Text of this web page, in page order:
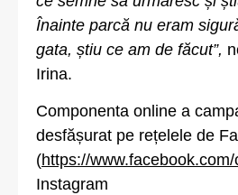
Înainte parcă nu eram
gata, știu ce am de făcut”,
Irina.
Componenta online a
desfășurat pe rețelele de
(https://
Instagram